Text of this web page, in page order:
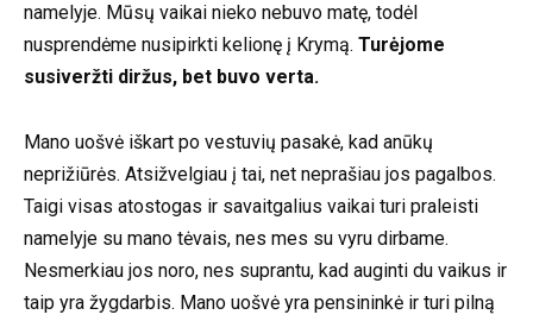
namelyje. Mūsų vaikai nieko nebuvo matę, todėl
nusprendėme nusipirkti kelionę į Krymą. Turėjome
susiveržti diržus, bet buvo verta.
Mano uošvė iškart po vestuvių pasakė, kad anūkų
neprižiūrės. Atsižvelgiau į tai, net neprašiau jos pagalbos.
Taigi visas atostogas ir savaitgalius vaikai turi praleisti
namelyje su mano tėvais, nes mes su vyru dirbame.
Nesmerkiau jos noro, nes suprantu, kad auginti du vaikus ir
taip yra žygdarbis. Mano uošvė yra pensininkė ir turi pilną